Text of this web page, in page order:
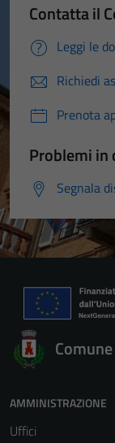
Contatta il
Leggi le
Richiedi
Prenota
Problemi in
Segnala
AMMINISTRAZIONE
Uffici